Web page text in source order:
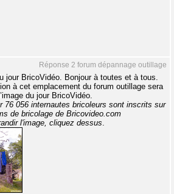
Réponse 2 forum dépannage outillage
jour BricoVidéo. Bonjour à toutes et à tous.
à cet emplacement du forum outillage sera
du jour BricoVidéo.
76 056 internautes bricoleurs sont inscrits sur
de bricolage de Bricovideo.com
l'image, cliquez dessus